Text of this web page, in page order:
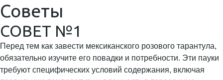
Советы
СОВЕТ №1
Перед тем как завести мексиканского розового тарантула,
обязательно изучите его повадки и потребности. Эти пауки
требуют специфических условий содержания, включая